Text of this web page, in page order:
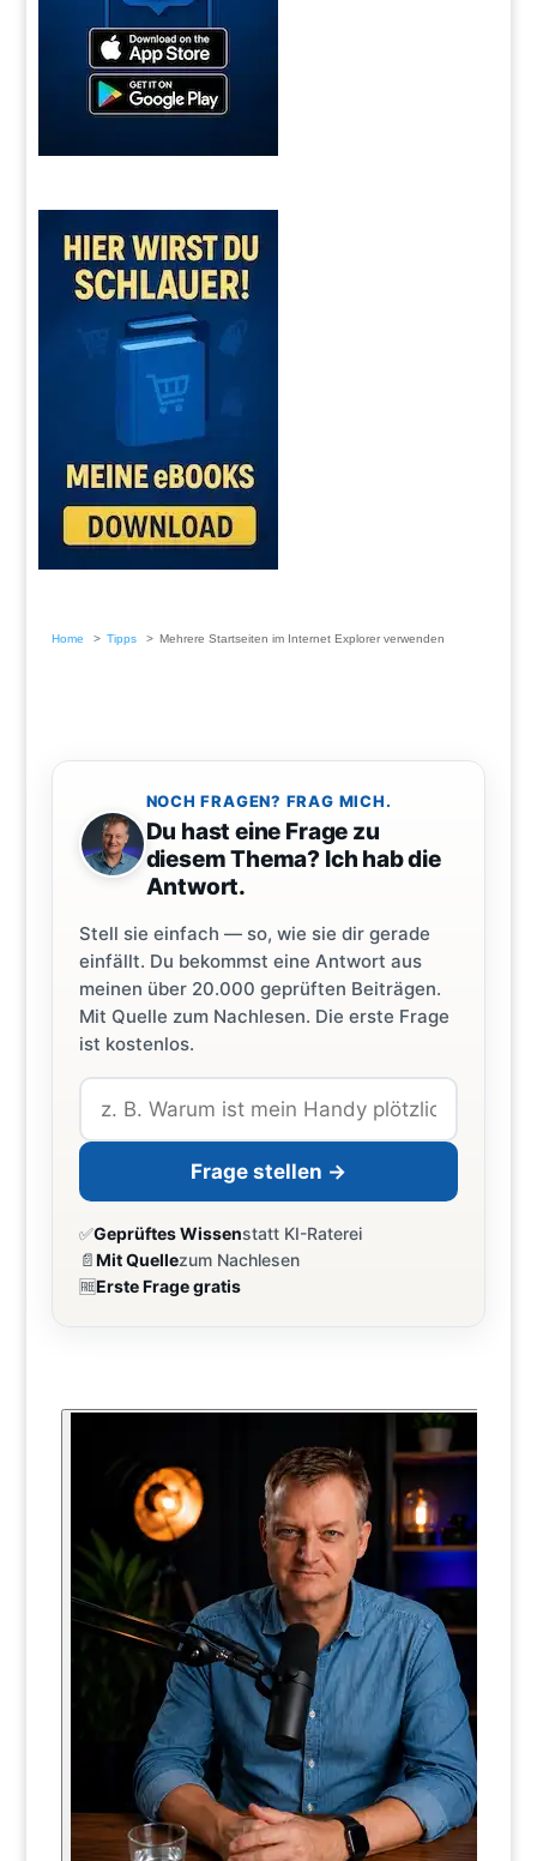
Home Tipps Mehrere Startseiten im Internet Explorer verwenden
NOCH FRAGEN? FRAG MICH.
Du hast eine Frage zu
diesem Thema? Ich hab die
Antwort.
Stell sie einfach — so, wie sie dir gerade
einfällt. Du bekommst eine Antwort aus
meinen über 20.000 geprüften Beiträgen.
Mit Quelle zum Nachlesen. Die erste Frage
ist kostenlos.
Frage stellen →
✅Geprüftes Wissenstatt KI-Raterei
📄Mit Quellezum Nachlesen
🆓Erste Frage gratis